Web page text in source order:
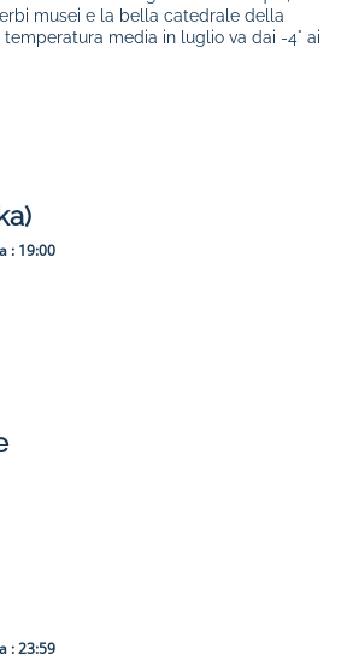
musei e la bella catedrale della
temperatura media in luglio va dai -4° ai
: 19:00
:23:59